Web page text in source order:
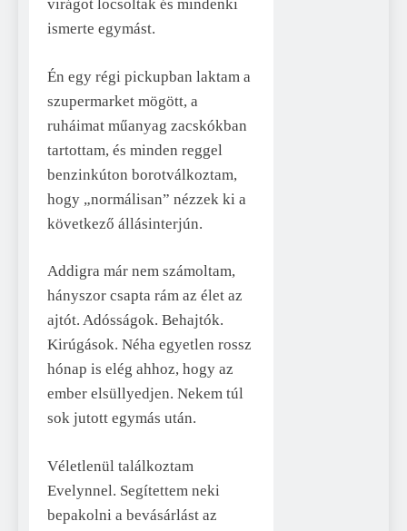
virágot locsoltak és mindenki
ismerte egymást.
Én egy régi pickupban laktam a
szupermarket mögött, a
ruháimat műanyag zacskókban
tartottam, és minden reggel
benzinkúton borotválkoztam,
hogy „normálisan” nézzek ki a
következő állásinterjún.
Addigra már nem számoltam,
hányszor csapta rám az élet az
ajtót. Adósságok. Behajtók.
Kirúgások. Néha egyetlen rossz
hónap is elég ahhoz, hogy az
ember elsüllyedjen. Nekem túl
sok jutott egymás után.
Véletlenül találkoztam
Evelynnel. Segítettem neki
bepakolni a bevásárlást az